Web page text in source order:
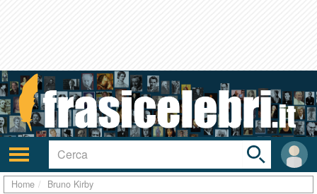
Attiva/disattiva
navigazione
User
area
Toggle
search
bar
Home Bruno Kirby